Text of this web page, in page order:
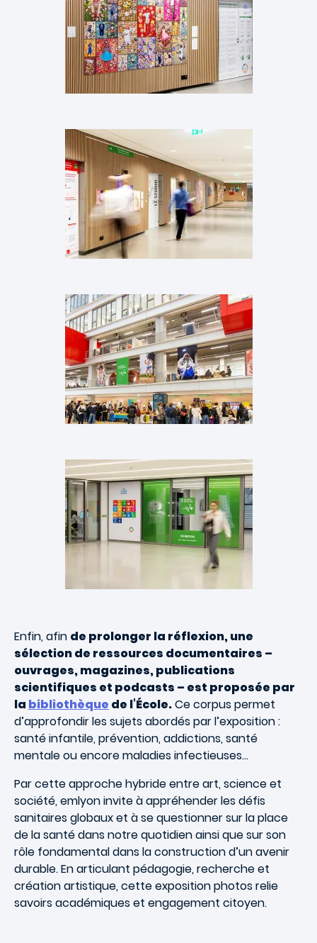
Images
Images
Images
Enfin, afin de prolonger la réflexion, une
sélection de ressources documentaires –
ouvrages, magazines, publications
scientifiques et podcasts – est proposée par
la bibliothèque de l’École.Ce corpus permet
d’approfondir les sujets abordés par l’exposition :
santé infantile, prévention, addictions, santé
mentale ou encore maladies infectieuses...
Par cette approche hybride entre art, science et
société, emlyon invite à appréhender les défis
sanitaires globaux et à se questionner sur la place
de la santé dans notre quotidien ainsi que sur son
rôle fondamental dans la construction d’un avenir
durable. En articulant pédagogie, recherche et
création artistique, cette exposition photos relie
savoirs académiques et engagement citoyen.